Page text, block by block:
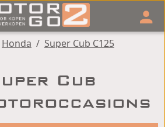
Honda / Super Cub C125
Cub